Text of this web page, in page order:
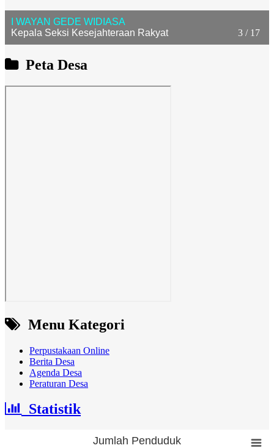
4 / 17
Kepala Urusan Umum
Peta Desa
Menu Kategori
Perpustakaan Online
Berita Desa
Agenda Desa
Peraturan Desa
Statistik
Jumlah Penduduk